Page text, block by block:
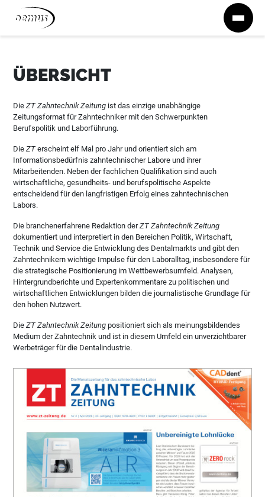
Zum Inhalt springen
ÜBERSICHT
DieZT Zahntechnik Zeitung ist das einzige unabhängige
Zeitungsformat für Zahntechniker mit den Schwerpunkten
Berufspolitik und Laborführung.
DieZT erscheint elf Mal pro Jahr und orientiert sich am
Informationsbedürfnis zahntechnischer Labore und ihrer
Mitarbeitenden. Neben der fachlichen Qualifikation sind auch
wirtschaftliche, gesundheits- und berufspolitische Aspekte
entscheidend für den langfristigen Erfolg eines zahntechnischen
Labors.
Die branchenerfahrene Redaktion derZT Zahntechnik Zeitung
dokumentiert und interpretiert in den Bereichen Politik, Wirtschaft,
Technik und Service die Entwicklung des Dentalmarkts und gibt den
Zahntechnikern wichtige Impulse für den Laboralltag, insbesondere für
die strategische Positionierung im Wettbewerbsumfeld. Analysen,
Hintergrundberichte und Expertenkommentare zu politischen und
wirtschaftlichen Entwicklungen bilden die journalistische Grundlage für
den hohen Nutzwert.
DieZT Zahntechnik Zeitung positioniert sich als meinungsbildendes
Medium der Zahntechnik und ist in diesem Umfeld ein unverzichtbarer
Werbeträger für die Dentalindustrie.